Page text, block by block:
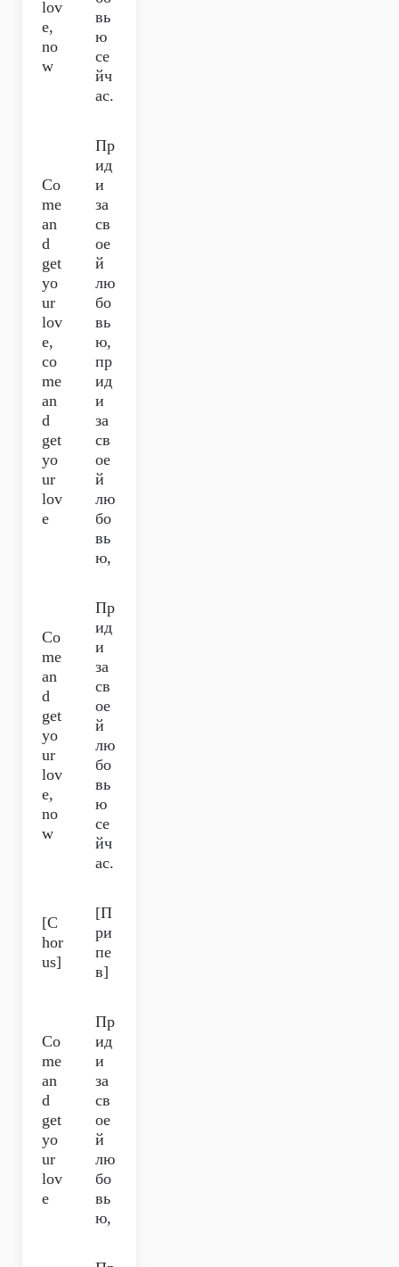
lov
e,
no
w
вь
ю
се
йч
ас.
Co
me
an
d
get
yo
ur
lov
e,
co
me
an
d
get
yo
ur
lov
e
Пр
ид
и
за
св
ое
й
лю
бо
вь
ю,
пр
ид
и
за
св
ое
й
лю
бо
вь
ю,
Co
me
an
d
get
yo
ur
lov
e,
no
w
Пр
ид
и
за
св
ое
й
лю
бо
вь
ю
се
йч
ас.
[C
hor
us]
[П
ри
пе
в]
Co
me
an
d
get
yo
ur
lov
e
Пр
ид
и
за
св
ое
й
лю
бо
вь
ю,